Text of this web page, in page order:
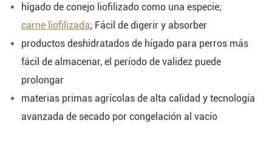
hígado de conejo liofilizado como una especie;
carne liofilizada; Fácil de digerir y absorber
productos deshidratados de hígado para perros más
fácil de almacenar, el período de validez puede
prolongar
materias primas agrícolas de alta calidad y tecnología
avanzada de secado por congelación al vacío